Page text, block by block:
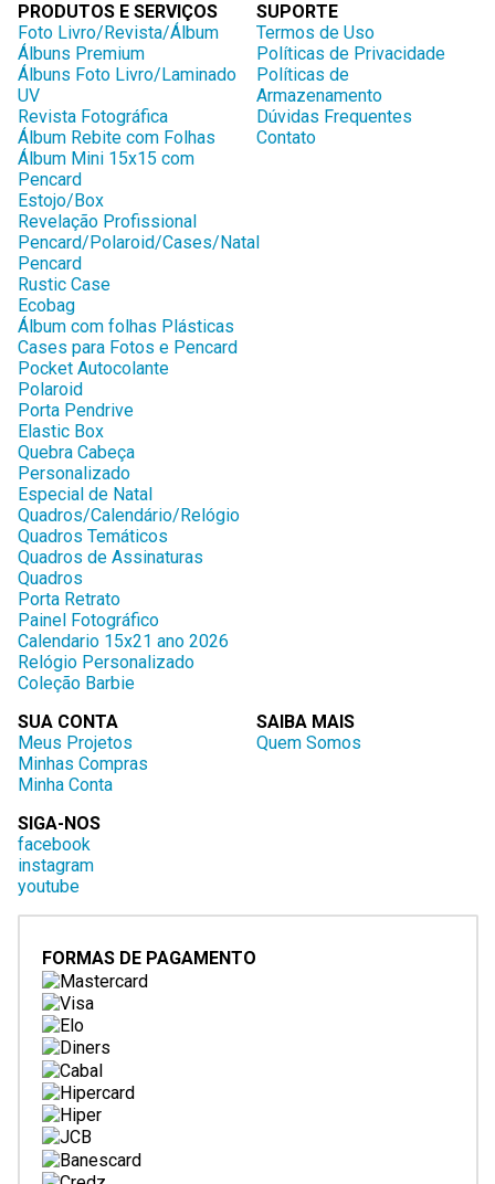
PRODUTOS E SERVIÇOS
Foto Livro/Revista/Álbum
Álbuns Premium
Álbuns Foto Livro/Laminado
UV
Revista Fotográfica
Álbum Rebite com Folhas
Álbum Mini 15x15 com
Pencard
Estojo/Box
Revelação Profissional
Pencard/Polaroid/Cases/Natal
Pencard
Rustic Case
Ecobag
Álbum com folhas Plásticas
Cases para Fotos e Pencard
Pocket Autocolante
Polaroid
Porta Pendrive
Elastic Box
Quebra Cabeça
Personalizado
Especial de Natal
Quadros/Calendário/Relógio
Quadros Temáticos
Quadros de Assinaturas
Quadros
Porta Retrato
Painel Fotográfico
Calendario 15x21 ano 2026
Relógio Personalizado
Coleção Barbie
SUPORTE
Termos de Uso
Políticas de Privacidade
Políticas de
Armazenamento
Dúvidas Frequentes
Contato
SUA CONTA
Meus Projetos
Minhas Compras
Minha Conta
SAIBA MAIS
Quem Somos
SIGA-NOS
facebook
instagram
youtube
FORMAS DE PAGAMENTO